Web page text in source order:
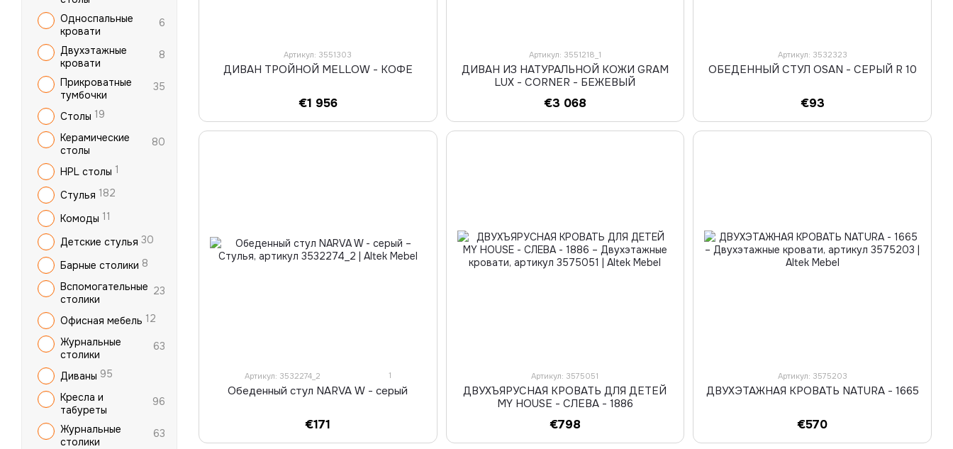
Артикул: 3551303
ДИВАН ТРОЙНОЙ MELLOW - КОФЕ
€1 956
Артикул: 3551218_1
ДИВАН ИЗ НАТУРАЛЬНОЙ КОЖИ GRAM
LUX - CORNER - БЕЖЕВЫЙ
€3 068
Артикул: 3532323
ОБЕДЕННЫЙ СТУЛ OSAN - СЕРЫЙ R 10
€93
Артикул: 3532274_2 1
Обеденный стул NARVA W - серый
€171
Артикул: 3575051
ДВУХЪЯРУСНАЯ КРОВАТЬ ДЛЯ ДЕТЕЙ
MY HOUSE - СЛЕВА - 1886
€798
Артикул: 3575203
ДВУХЭТАЖНАЯ КРОВАТЬ NATURA - 1665
€570
Односпальные
кровати
6
Двухэтажные
кровати
8
Прикроватные
тумбочки
35
Столы 19
Керамические
столы
80
HPL столы 1
Стулья 182
Комоды 11
Детские стулья 30
Барные столики 8
Вспомогательные
столики
23
Офисная мебель 12
Журнальные
столики
63
Диваны 95
Кресла и
табуреты
96
Журнальные
столики
63